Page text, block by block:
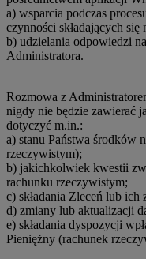
a) wsparcia podczas
czynności składających
b) udzielania odpowiedzi
Administratora.
Rozmowa z
nigdy nie będzie zawierać
dotyczyć m.in.:
a) stanu Państwa środków
rzeczywistym);
b) jakichkolwiek kwestii
rachunku rzeczywistym;
c) składania Zleceń lub
d) zmiany lub aktualizacji
e) składania dyspozycji
Pieniężny (rachunek